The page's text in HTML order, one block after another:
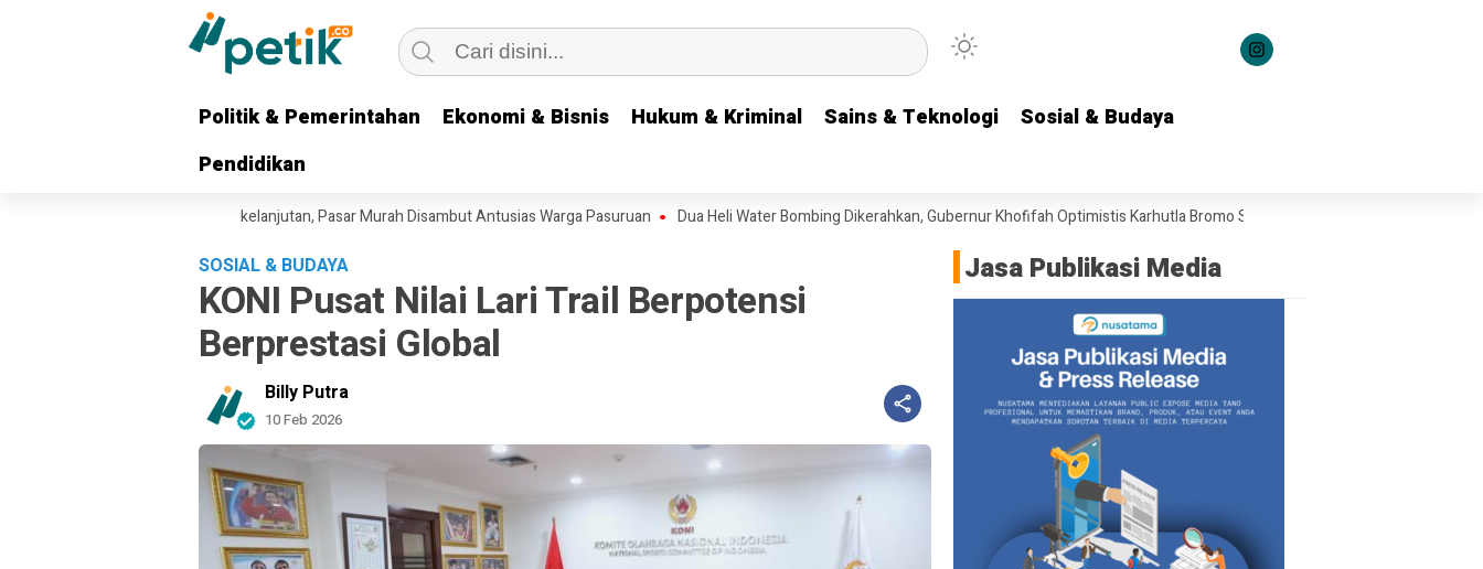
Politik & Pemerintahan Ekonomi & Bisnis Hukum & Kriminal Sains & Teknologi
Sosial & Budaya
Pendidikan
Politik & Pemerintahan Ekonomi & Bisnis Hukum & Kriminal Sains & Teknologi
Sosial & Budaya
Pendidikan
Harga Pangan Berkelanjutan, Pasar Murah Disambut Antusias Warga Pasuruan Dua Heli Water Bombing Dikerahkan, Gubernur Khofifah Optimistis Karhutla Bromo Segera Dipadamkan
SOSIAL & BUDAYA
KONI Pusat Nilai Lari Trail Berpotensi
Berprestasi Global
Billy Putra
10 Feb 2026
Jasa Publikasi Media